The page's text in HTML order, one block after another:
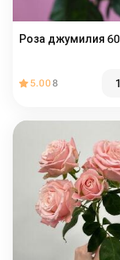
Роза джумилия
5.008